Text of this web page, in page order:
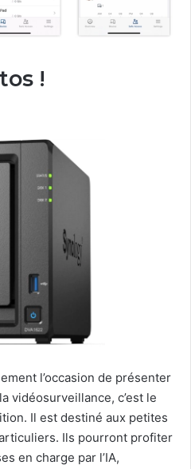
!
l’occasion de présenter
vidéosurveillance, c’est le
Il est destiné aux petites
Ils pourront profiter
en charge par l’IA,